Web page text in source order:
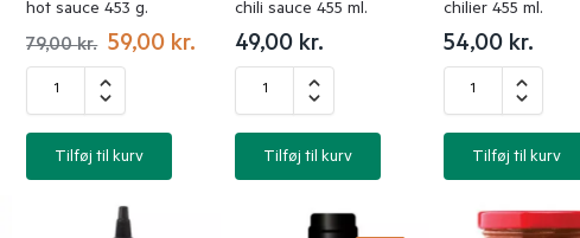
hot sauce 453 g.
79,00kr. 59,00 kr.
Tilføj til kurv
chili sauce 455 ml.
49,00 kr.
Tilføj til kurv
chilier 455 ml.
54,00 kr.
Tilføj til kurv